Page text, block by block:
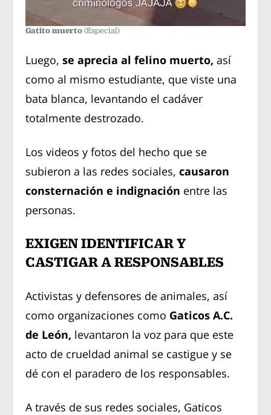
Gatito muerto(Especial)
Luego, se aprecia al felino muerto, así
como al mismo estudiante, que viste una
bata blanca, levantando el cadáver
totalmente destrozado.
Los videos y fotos del hecho que se
subieron a las redes sociales, causaron
consternación e indignación entre las
personas.
EXIGEN IDENTIFICAR Y
CASTIGAR A RESPONSABLES
Activistas y defensores de animales, así
como organizaciones como Gaticos A.C.
de León, levantaron la voz para que este
acto de crueldad animal se castigue y se
dé con el paradero de los responsables.
A través de sus redes sociales, Gaticos